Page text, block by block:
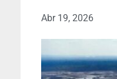
Abr 19, 2026